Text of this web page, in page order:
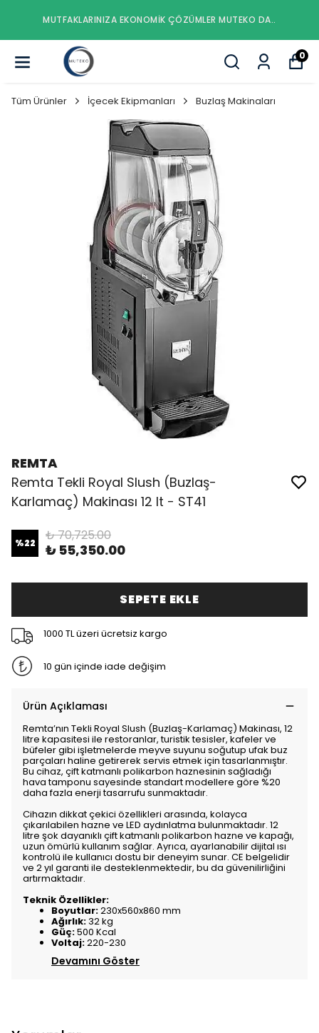
MUTFAKLARINIZA EKONOMIK ÇÖZÜMLER MUTEKO DA..
0
Tüm Ürünler İçecek Ekipmanları Buzlaş Makinaları
REMTA
Remta Tekli Royal Slush (Buzlaş-
Karlamaç) Makinası 12 lt - ST41
%22 ₺ 70,725.00
₺ 55,350.00
SEPETE EKLE
1000 TL üzeri ücretsiz kargo
10 gün içinde iade değişim
Ürün Açıklaması
Remta’nın Tekli Royal Slush (Buzlaş-Karlamaç) Makinası, 12
litre kapasitesi ile restoranlar, turistik tesisler, kafeler ve
büfeler gibi işletmelerde meyve suyunu soğutup ufak buz
parçaları haline getirerek servis etmek için tasarlanmıştır.
Bu cihaz, çift katmanlı polikarbon haznesinin sağladığı
hava tamponu sayesinde standart modellere göre %20
daha fazla enerji tasarrufu sunmaktadır.
Cihazın dikkat çekici özellikleri arasında, kolayca
çıkarılabilen hazne ve LED aydınlatma bulunmaktadır. 12
litre şok dayanıklı çift katmanlı polikarbon hazne ve kapağı,
uzun ömürlü kullanım sağlar. Ayrıca, ayarlanabilir dijital ısı
kontrolü ile kullanıcı dostu bir deneyim sunar. CE belgelidir
ve 2 yıl garanti ile desteklenmektedir, bu da güvenilirliğini
artırmaktadır.
Teknik Özellikler:
Boyutlar:230x560x860 mm
Ağırlık:32 kg
Güç:500 Kcal
Voltaj:220-230
Devamını Göster